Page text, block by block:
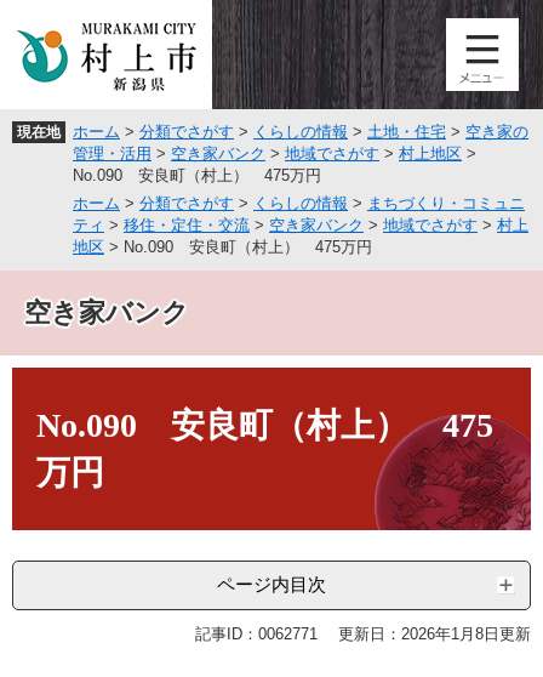
頭
飛
文
現在地 ホーム > 分類でさがす > くらしの情報 > 土地・住宅 > 空き家の
管理・活用 > 空き家バンク > 地域でさがす > 村上地区 >
No.090 安良町（村上） 475万円
ホーム > 分類でさがす > くらしの情報 > まちづくり・コミュニ
ティ > 移住・定住・交流 > 空き家バンク > 地域でさがす > 村上
地区 > No.090 安良町（村上） 475万円
空き家バンク
No.090 安良町（村上） 475
万円
ページ内目次
記事ID：0062771 更新日：2026年1月8日更新